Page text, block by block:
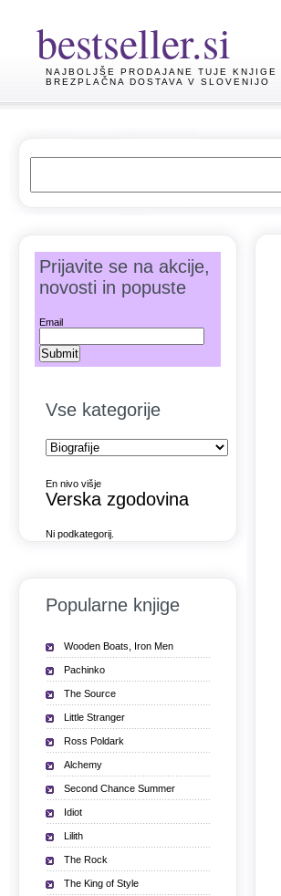
bestseller.si
NAJBOLJŠE PRODAJANE TUJE KNJIGE
BREZPLAČNA DOSTAVA V SLOVENIJO
Prijavite se na akcije,
novosti in popuste
Email
Vse kategorije
En nivo višje
Verska zgodovina
Ni podkategorij.
Popularne knjige
Wooden Boats, Iron Men
Pachinko
The Source
Little Stranger
Ross Poldark
Alchemy
Second Chance Summer
Idiot
Lilith
The Rock
The King of Style